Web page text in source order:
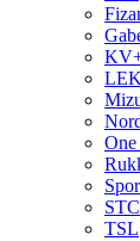
STC
TSL